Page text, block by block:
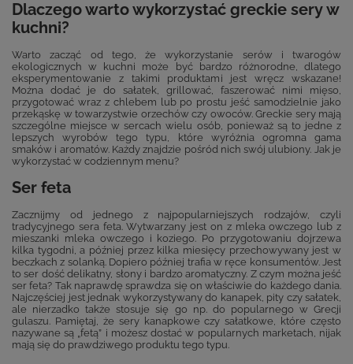
Dlaczego warto wykorzystać greckie sery w
kuchni?
Warto zacząć od tego, że wykorzystanie serów i twarogów
ekologicznych w kuchni może być bardzo różnorodne, dlatego
eksperymentowanie z takimi produktami jest wręcz wskazane!
Można dodać je do sałatek, grillować, faszerować nimi mięso,
przygotować wraz z chlebem lub po prostu jeść samodzielnie jako
przekąskę w towarzystwie orzechów czy owoców. Greckie sery mają
szczególne miejsce w sercach wielu osób, ponieważ są to jedne z
lepszych wyrobów tego typu, które wyróżnia ogromna gama
smaków i aromatów. Każdy znajdzie pośród nich swój ulubiony. Jak je
wykorzystać w codziennym menu?
Ser feta
Zacznijmy od jednego z najpopularniejszych rodzajów, czyli
tradycyjnego sera feta. Wytwarzany jest on z mleka owczego lub z
mieszanki mleka owczego i koziego. Po przygotowaniu dojrzewa
kilka tygodni, a później przez kilka miesięcy przechowywany jest w
beczkach z solanką. Dopiero później trafia w ręce konsumentów. Jest
to ser dość delikatny, słony i bardzo aromatyczny. Z czym można jeść
ser feta? Tak naprawdę sprawdza się on właściwie do każdego dania.
Najczęściej jest jednak wykorzystywany do kanapek, pity czy sałatek,
ale nierzadko także stosuje się go np. do popularnego w Grecji
gulaszu. Pamiętaj, że sery kanapkowe czy sałatkowe, które często
nazywane są „fetą” i możesz dostać w popularnych marketach, nijak
mają się do prawdziwego produktu tego typu.